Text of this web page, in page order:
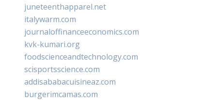
juneteenthapparel.net
italywarm.com
journaloffinanceeconomics.com
kvk-kumari.org
foodscienceandtechnology.com
scisportsscience.com
addisababacuisineaz.com
burgerimcamas.com